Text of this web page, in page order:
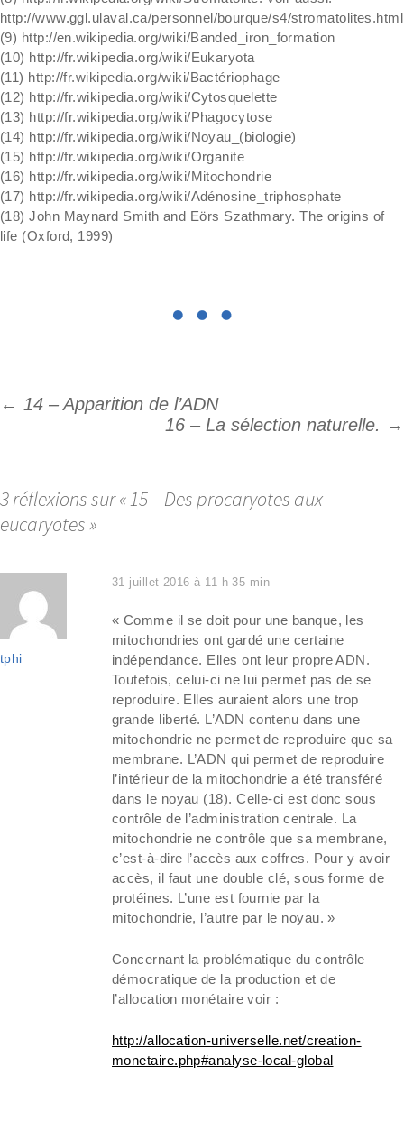
http://www.ggl.ulaval.ca/personnel/bourque/s4/stromatolites.html
(9) http://en.wikipedia.org/wiki/Banded_iron_formation
(10) http://fr.wikipedia.org/wiki/Eukaryota
(11) http://fr.wikipedia.org/wiki/Bactériophage
(12) http://fr.wikipedia.org/wiki/Cytosquelette
(13) http://fr.wikipedia.org/wiki/Phagocytose
(14) http://fr.wikipedia.org/wiki/Noyau_(biologie)
(15) http://fr.wikipedia.org/wiki/Organite
(16) http://fr.wikipedia.org/wiki/Mitochondrie
(17) http://fr.wikipedia.org/wiki/Adénosine_triphosphate
(18) John Maynard Smith and Eörs Szathmary. The origins of
life (Oxford, 1999)
Navigation
← 14 – Apparition de l’ADN
16 – La sélection naturelle. →
3 réflexions sur «15 – Des procaryotes aux
eucaryotes»
tphi
31 juillet 2016 à 11 h 35 min
« Comme il se doit pour une banque, les
mitochondries ont gardé une certaine
indépendance. Elles ont leur propre ADN.
Toutefois, celui-ci ne lui permet pas de se
reproduire. Elles auraient alors une trop
grande liberté. L’ADN contenu dans une
mitochondrie ne permet de reproduire que sa
membrane. L’ADN qui permet de reproduire
l’intérieur de la mitochondrie a été transféré
dans le noyau (18). Celle-ci est donc sous
contrôle de l’administration centrale. La
mitochondrie ne contrôle que sa membrane,
c’est-à-dire l’accès aux coffres. Pour y avoir
accès, il faut une double clé, sous forme de
protéines. L’une est fournie par la
mitochondrie, l’autre par le noyau. »
Concernant la problématique du contrôle
démocratique de la production et de
l’allocation monétaire voir :
http://allocation-universelle.net/creation-
monetaire.php#analyse-local-global